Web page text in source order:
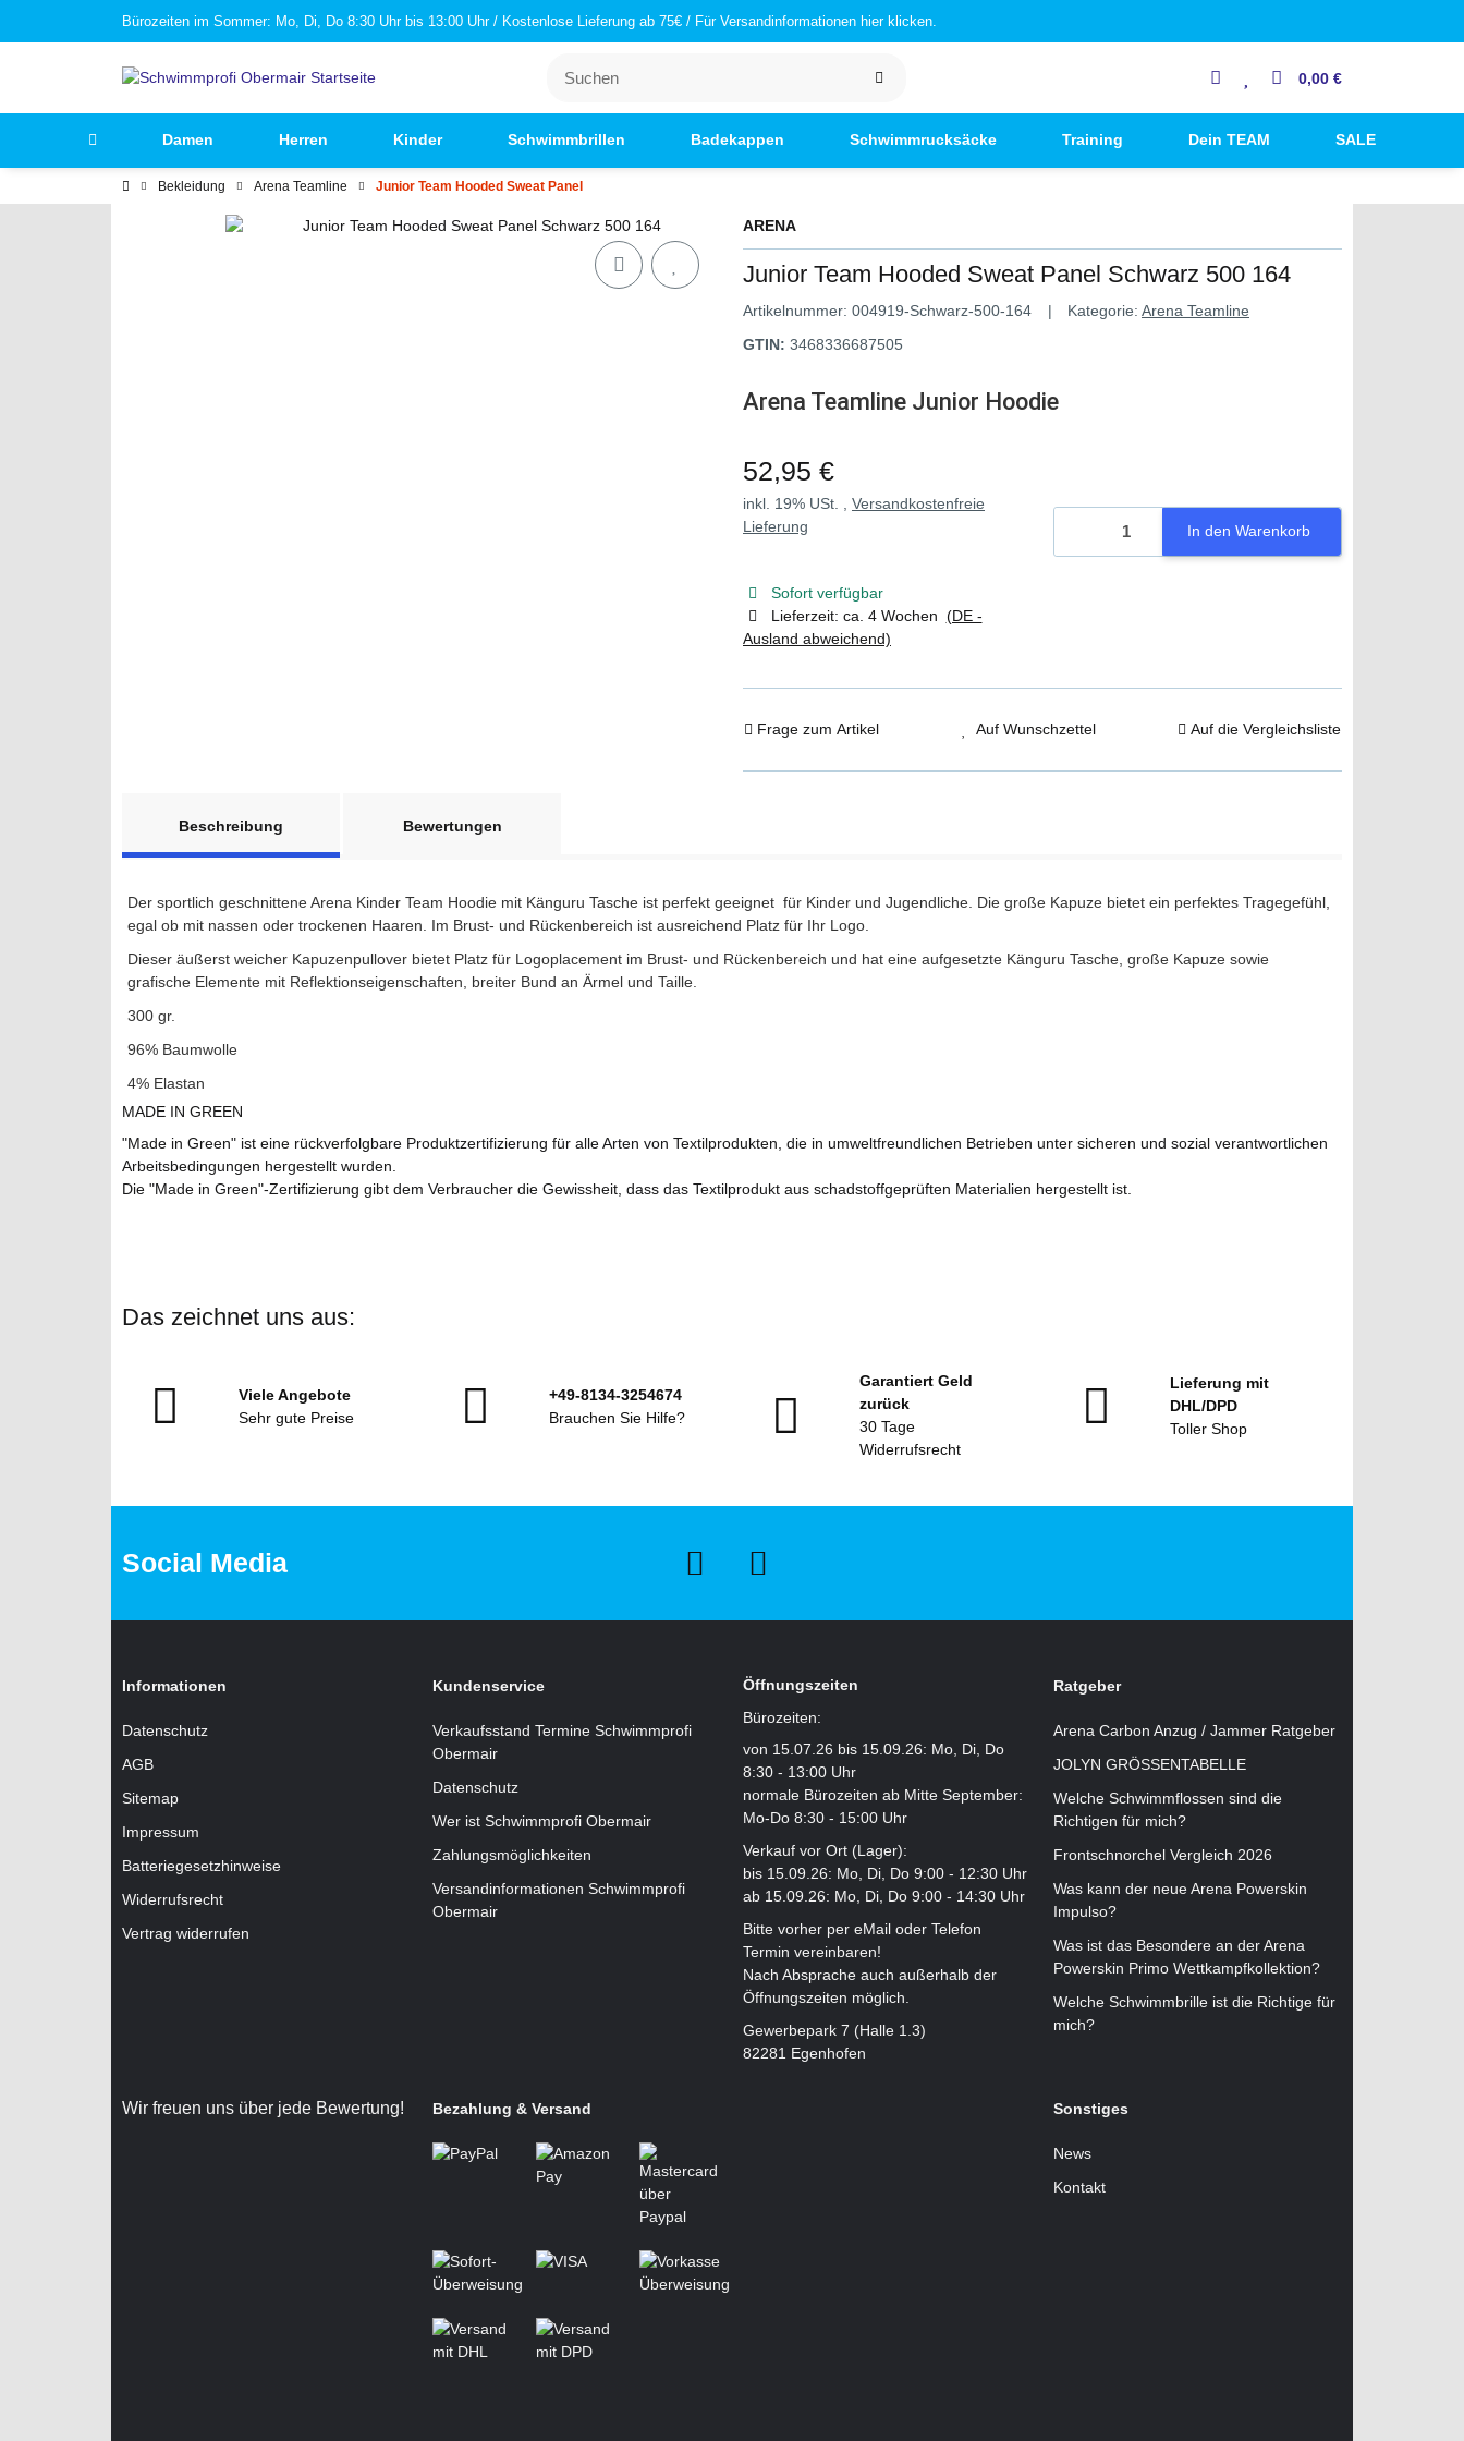
Bürozeiten im Sommer: Mo, Di, Do 8:30 Uhr bis 13:00 Uhr / Kostenlose Lieferung ab 75€ / Für Versandinformationen hier klicken.
0,00 €
Damen Herren Kinder Schwimmbrillen Badekappen Schwimmrucksäcke Training Dein TEAM SALE
Bekleidung Arena Teamline Junior Team Hooded Sweat Panel
ARENA
Junior Team Hooded Sweat Panel Schwarz 500 164
Artikelnummer: 004919-Schwarz-500-164 Kategorie: Arena Teamline
GTIN: 3468336687505
Arena Teamline Junior Hoodie
52,95 €
inkl. 19% USt. , Versandkostenfreie
Lieferung
Sofort verfügbar
Lieferzeit: ca. 4 Wochen (DE -
Ausland abweichend)
In den Warenkorb
Frage zum Artikel Auf Wunschzettel Auf die Vergleichsliste
Beschreibung
Bewertungen
Der sportlich geschnittene Arena Kinder Team Hoodie mit Känguru Tasche ist perfekt geeignet für Kinder und Jugendliche. Die große Kapuze bietet ein perfektes Tragegefühl,
egal ob mit nassen oder trockenen Haaren. Im Brust- und Rückenbereich ist ausreichend Platz für Ihr Logo.
Dieser äußerst weicher Kapuzenpullover bietet Platz für Logoplacement im Brust- und Rückenbereich und hat eine aufgesetzte Känguru Tasche, große Kapuze sowie
grafische Elemente mit Reflektionseigenschaften, breiter Bund an Ärmel und Taille.
300 gr.
96% Baumwolle
4% Elastan
MADE IN GREEN
"Made in Green" ist eine rückverfolgbare Produktzertifizierung für alle Arten von Textilprodukten, die in umweltfreundlichen Betrieben unter sicheren und sozial verantwortlichen
Arbeitsbedingungen hergestellt wurden.
Die "Made in Green"-Zertifizierung gibt dem Verbraucher die Gewissheit, dass das Textilprodukt aus schadstoffgeprüften Materialien hergestellt ist.
Das zeichnet uns aus:
Viele Angebote
Sehr gute Preise
+49-8134-3254674
Brauchen Sie Hilfe?
Garantiert Geld
zurück
30 Tage
Widerrufsrecht
Lieferung mit
DHL/DPD
Toller Shop
Social Media
Informationen
Datenschutz
AGB
Sitemap
Impressum
Batteriegesetzhinweise
Widerrufsrecht
Vertrag widerrufen
Kundenservice
Verkaufsstand Termine Schwimmprofi
Obermair
Datenschutz
Wer ist Schwimmprofi Obermair
Zahlungsmöglichkeiten
Versandinformationen Schwimmprofi
Obermair
Öffnungszeiten
Bürozeiten:
von 15.07.26 bis 15.09.26: Mo, Di, Do
8:30 - 13:00 Uhr
normale Bürozeiten ab Mitte September:
Mo-Do 8:30 - 15:00 Uhr
Verkauf vor Ort (Lager):
bis 15.09.26: Mo, Di, Do 9:00 - 12:30 Uhr
ab 15.09.26: Mo, Di, Do 9:00 - 14:30 Uhr
Bitte vorher per eMail oder Telefon
Termin vereinbaren!
Nach Absprache auch außerhalb der
Öffnungszeiten möglich.
Gewerbepark 7 (Halle 1.3)
82281 Egenhofen
Ratgeber
Arena Carbon Anzug / Jammer Ratgeber
JOLYN GRÖSSENTABELLE
Welche Schwimmflossen sind die
Richtigen für mich?
Frontschnorchel Vergleich 2026
Was kann der neue Arena Powerskin
Impulso?
Was ist das Besondere an der Arena
Powerskin Primo Wettkampfkollektion?
Welche Schwimmbrille ist die Richtige für
mich?
Wir freuen uns über jede Bewertung! Bezahlung & Versand Sonstiges
News
Kontakt